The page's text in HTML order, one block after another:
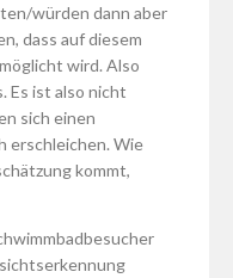
würden dann aber
dass auf diesem
wird. Also
Es ist also nicht
sich einen
erschleichen. Wie
kommt,